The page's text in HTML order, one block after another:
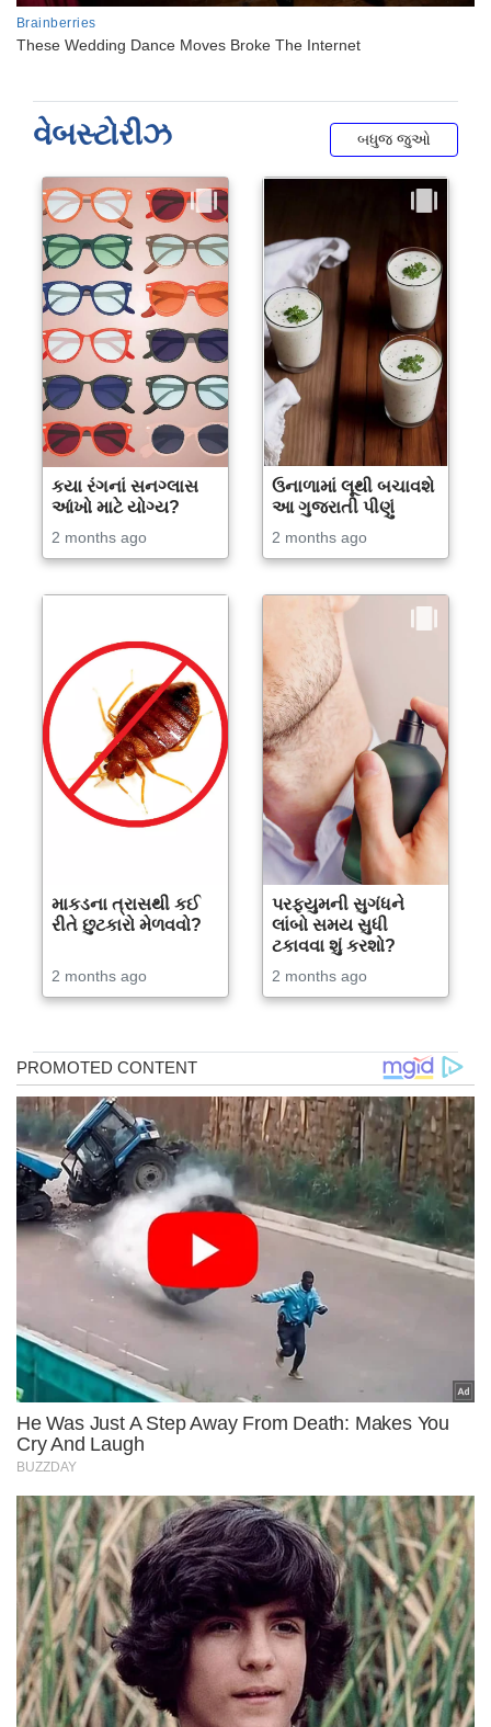
વેબસ્ટોરીઝ બધુજ જુઓ
કયા રંગનાં સનગ્લાસ
આંખો માટે યોગ્ય?
2 months ago
ઉનાળામાં લૂથી બચાવશે
આ ગુજરાતી પીણું
2 months ago
માકડના ત્રાસથી કઈ
રીતે છુટકારો મેળવવો?
2 months ago
પરફ્યુમની સુગંધને
લાંબો સમય સુધી
ટકાવવા શું કરશો?
2 months ago